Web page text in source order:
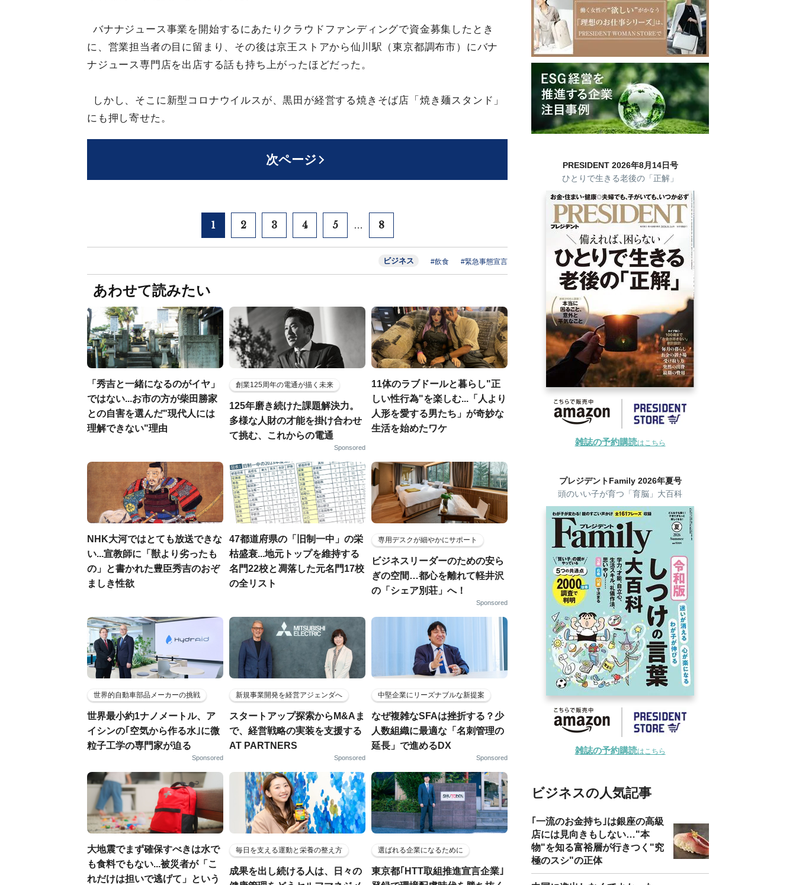
バナナジュース事業を開始するにあたりクラウドファンディングで資金募集したとき
に、営業担当者の目に留まり、その後は京王ストアから仙川駅（東京都調布市）にバナ
ナジュース専門店を出店する話も持ち上がったほどだった。
しかし、そこに新型コロナウイルスが、黒田が経営する焼きそば店「焼き麺スタンド」
にも押し寄せた。
次ページ
1 2 3 4 5 … 8
ビジネス #飲食 #緊急事態宣言
あわせて読みたい
「秀吉と一緒になるのがイヤ」
ではない...お市の方が柴田勝家
との自害を選んだ"現代人には
理解できない"理由
創業125周年の電通が描く未来
125年磨き続けた課題解決力。
多様な人財の才能を掛け合わせ
て挑む、これからの電通
Sponsored
11体のラブドールと暮らし"正
しい性行為"を楽しむ...「人より
人形を愛する男たち」が奇妙な
生活を始めたワケ
NHK大河ではとても放送できな
い...宣教師に「獣より劣ったも
の」と書かれた豊臣秀吉のおぞ
ましき性欲
47都道府県の「旧制一中」の栄
枯盛衰...地元トップを維持する
名門22校と凋落した元名門17校
の全リスト
専用デスクが細やかにサポート
ビジネスリーダーのための安ら
ぎの空間…都心を離れて軽井沢
の「シェア別荘」へ！
Sponsored
世界的自動車部品メーカーの挑戦
世界最小約1ナノメートル、ア
イシンの｢空気から作る水｣に微
粒子工学の専門家が迫る
Sponsored
新規事業開発を経営アジェンダへ
スタートアップ探索からM&Aま
で、経営戦略の実装を支援する
AT PARTNERS
Sponsored
中堅企業にリーズナブルな新提案
なぜ複雑なSFAは挫折する？少
人数組織に最適な「名刺管理の
延長」で進めるDX
Sponsored
大地震でまず確保すべきは水で
も食料でもない...被災者が「こ
れだけは担いで逃げて」という
毎日を支える運動と栄養の整え方
成果を出し続ける人は、日々の
選ばれる企業になるために
東京都｢HTT取組推進宣言企業｣
PRESIDENT 2026年8月14日号
ひとりで生きる老後の「正解」
雑誌の予約購読はこちら
プレジデントFamily 2026年夏号
頭のいい子が育つ「育脳」大百科
雑誌の予約購読はこちら
ビジネスの人気記事
｢一流のお金持ち｣は銀座の高級
店には見向きもしない…"本
物"を知る富裕層が行きつく"究
極のスシ"の正体